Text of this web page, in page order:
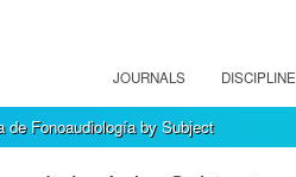
JOURNALS DISCIPLINE
de Fonoaudiología by Subject